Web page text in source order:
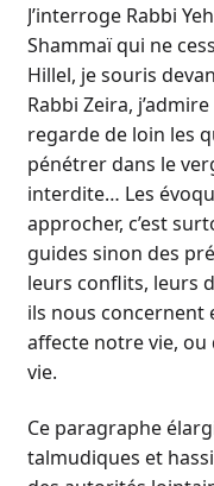
J’interroge Rabbi
Shammaï qui ne
Hillel, je souris
Rabbi Zeira,
regarde de loin les
pénétrer dans le
interdite… Les
approcher, c’est
guides sinon des
leurs conflits, leurs
ils nous concernent
affecte notre vie,
vie.
Ce paragraphe
talmudiques et